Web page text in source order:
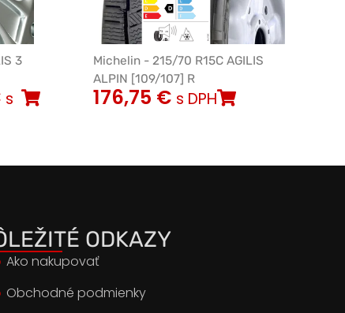
3
s
Michelin - 215/70 R15C AGILIS
ALPIN [109/107] R
176,75 € s DPH
ODKAZY
Ako nakupovať
Obchodné podmienky